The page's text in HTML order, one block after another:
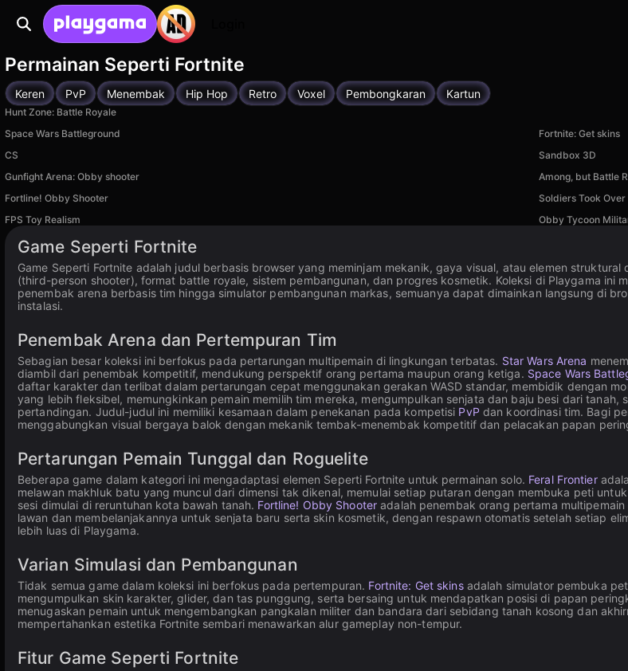
Permainan Seperti Fortnite
Keren PvP Menembak Hip Hop Retro Voxel Pembongkaran Kartun
Hunt Zone: Battle Royale
Space Wars Battleground
Fortnite: Get skins
CS
Sandbox 3D
Gunfight Arena: Obby shooter
Among, but Battle
Fortline! Obby Shooter
Soldiers Took
FPS Toy Realism
Obby Tycoon
Game Seperti Fortnite
Game Seperti Fortnite adalah judul berbasis browser yang meminjam mekanik, gaya visual, atau elemen
(third-person shooter), format battle royale, sistem pembangunan, dan progres kosmetik. Koleksi di Playgama
penembak arena berbasis tim hingga simulator pembangunan markas, semuanya dapat dimainkan langsung di
instalasi.
Penembak Arena dan Pertempuran Tim
Sebagian besar koleksi ini berfokus pada pertarungan multipemain di lingkungan terbatas. Star Wars Arena
diambil dari penembak kompetitif, mendukung perspektif orang pertama maupun orang ketiga. Space Wars
daftar karakter dan terlibat dalam pertarungan cepat menggunakan gerakan WASD standar, membidik dengan
yang lebih fleksibel, memungkinkan pemain memilih tim mereka, mengumpulkan senjata dan baju besi dari
pertandingan. Judul-judul ini memiliki kesamaan dalam penekanan pada kompetisi PvP dan koordinasi tim. Bagi
menggabungkan visual bergaya balok dengan mekanik tembak-menembak kompetitif dan pelacakan papan
Pertarungan Pemain Tunggal dan Roguelite
Beberapa game dalam kategori ini mengadaptasi elemen Seperti Fortnite untuk permainan solo. Feral Frontier
melawan makhluk batu yang muncul dari dimensi tak dikenal, memulai setiap putaran dengan membuka peti
sesi dimulai di reruntuhan kota bawah tanah. Fortline! Obby Shooter adalah penembak orang pertama
lawan dan membelanjakannya untuk senjata baru serta skin kosmetik, dengan respawn otomatis setelah setiap
lebih luas di Playgama.
Varian Simulasi dan Pembangunan
Tidak semua game dalam koleksi ini berfokus pada pertempuran. Fortnite: Get skinsadalah simulator pembuka
mengumpulkan skin karakter, glider, dan tas punggung, serta bersaing untuk mendapatkan posisi di papan
menugaskan pemain untuk mengembangkan pangkalan militer dan bandara dari sebidang tanah kosong dan
mempertahankan estetika Fortnite sembari menawarkan alur gameplay non-tempur.
Fitur Game Seperti Fortnite